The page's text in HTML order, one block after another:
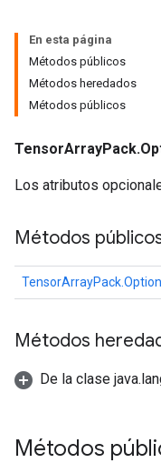
En esta página
Métodos públicos
Métodos heredados
Métodos públicos
Los atributos
Métodos
Métodos
De la clase
Métodos